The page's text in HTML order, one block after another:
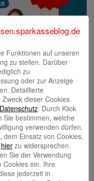
Funktionen auf unseren
zu stellen. Darüber
zu
oder zur Anzeige
Detaillierte
dieser Cookies
. Durch Klick
Sie bestimmen, welche
verwenden dürfen.
Einsatz von Cookies,
hierzu widersprechen.
Sie der Verwendung
Cookies ein. Ihre
jederzeit in